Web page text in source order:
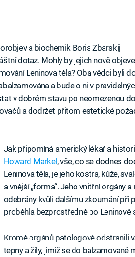
a biochemik Boris Zbarskij
dotaz. Mohly by jejich nově
Leninova těla? Oba vědci byli
a bude o ni v
v dobrém stavu po neomezenou
a dodržet přitom estetické
Jak připomíná americký lékař a
Howard Markel , vše, co se dodnes
Leninova těla, je jeho kostra, kůže,
a vnější „forma“. Jeho vnitřní orgány
odebrány kvůli dalšímu zkoumání při
proběhla bezprostředně po Leninově
Kromě orgánů patologové odstranili
tepny a žíly, jimiž se do balzamované